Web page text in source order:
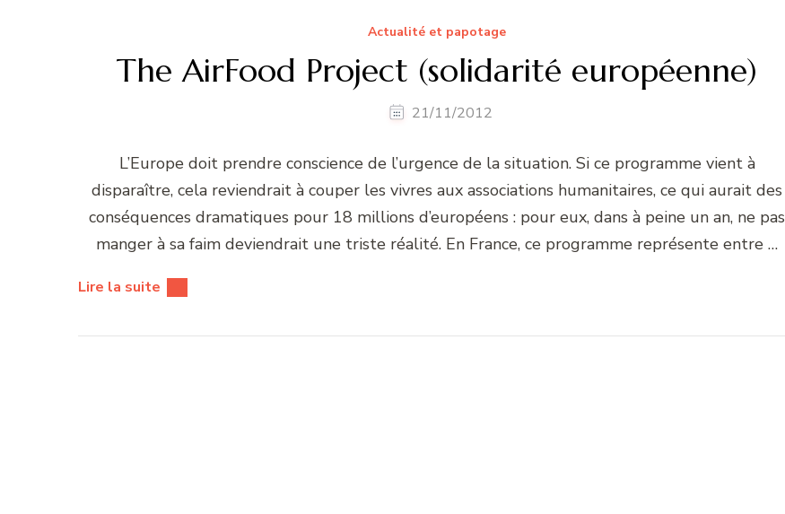
Actualité et papotage
The AirFood Project (solidarité européenne)
21/11/2012
L’Europe doit prendre conscience de l’urgence de la situation. Si ce programme vient à
disparaître, cela reviendrait à couper les vivres aux associations humanitaires, ce qui aurait des
conséquences dramatiques pour 18 millions d’européens : pour eux, dans à peine un an, ne pas
manger à sa faim deviendrait une triste réalité. En France, ce programme représente entre …
Lire la suite